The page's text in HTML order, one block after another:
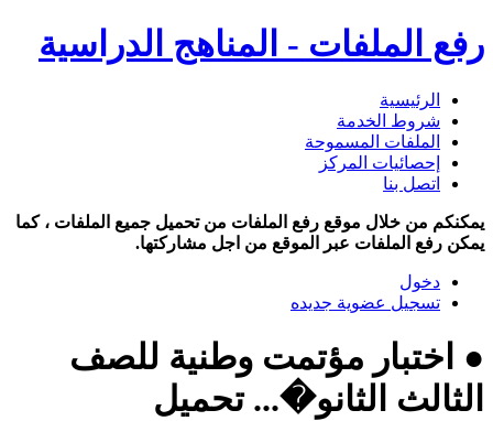
رفع الملفات - المناهج الدراسية
الرئيسية
شروط الخدمة
الملفات المسموحة
إحصائيات المركز
اتصل بنا
يمكنكم من خلال موقع رفع الملفات من تحميل جميع الملفات ، كما
يمكن رفع الملفات عبر الموقع من اجل مشاركتها.
دخول
تسجيل عضوية جديده
● اختبار مؤتمت وطنية للصف
الثالث الثانو�... تحميل